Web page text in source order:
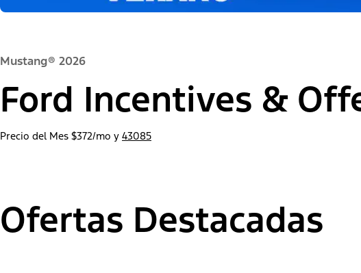
Mustang® 2026
Ford Incentives &
Precio del Mes $372/mo y 43085
Ofertas Destacadas